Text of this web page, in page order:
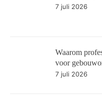
7 juli 2026
Waarom
voor
7 juli 2026